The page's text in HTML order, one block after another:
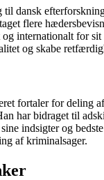
til dansk
flere
internationalt for sit
og skabe
fortaler for deling
har bidraget til
indsigter og
af kriminalsager.